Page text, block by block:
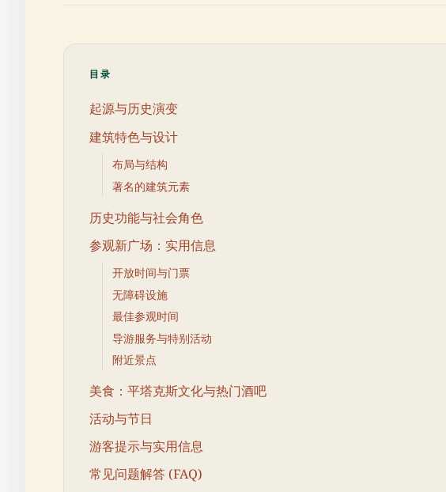
目录
起源与历史演变
建筑特色与设计
布局与结构
著名的建筑元素
历史功能与社会角色
参观新广场：实用信息
开放时间与门票
无障碍设施
最佳参观时间
导游服务与特别活动
附近景点
美食：平塔克斯文化与热门酒吧
活动与节日
游客提示与实用信息
常见问题解答 (FAQ)